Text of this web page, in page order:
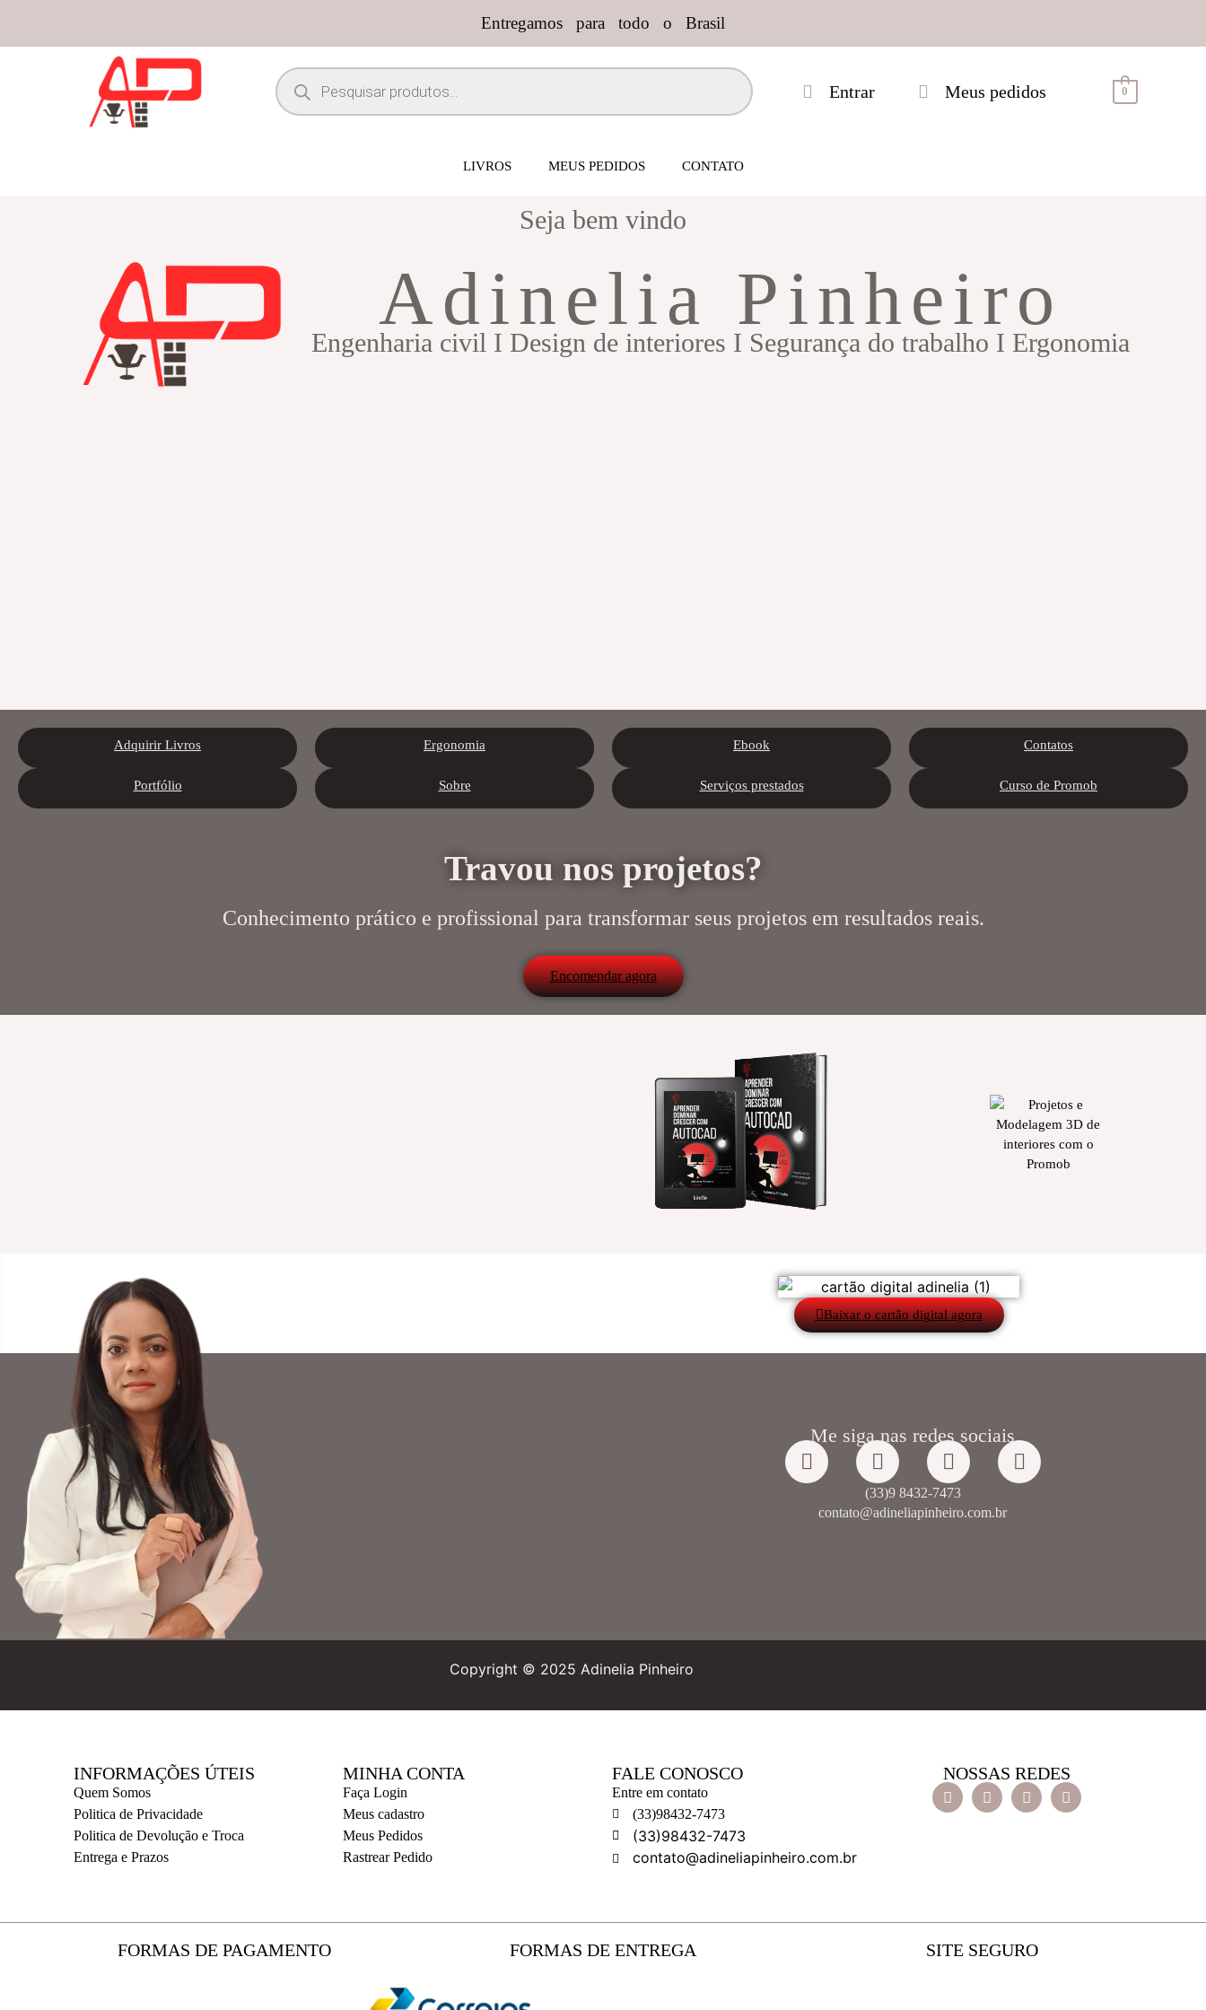
Entregamos para todo o Brasil
Entrar Meus pedidos 0
LIVROS MEUS PEDIDOS CONTATO
Seja bem vindo
Adinelia Pinheiro
Engenharia civil I Design de interiores I Segurança do trabalho I Ergonomia
Adquirir Livros
Portfólio
Ergonomia
Sobre
Ebook
Serviços prestados
Contatos
Curso de Promob
Travou nos projetos?
Conhecimento prático e profissional para transformar seus projetos em resultados reais.
Encomendar agora
Baixar o cartão digital agora
Me siga nas redes sociais
(33)9 8432-7473
contato@adineliapinheiro.com.br
Copyright © 2025 Adinelia Pinheiro
INFORMAÇÕES ÚTEIS
Quem Somos
Politica de Privacidade
Politica de Devolução e Troca
Entrega e Prazos
MINHA CONTA
Faça Login
Meus cadastro
Meus Pedidos
Rastrear Pedido
FALE CONOSCO
Entre em contato
(33)98432-7473
(33)98432-7473
contato@adineliapinheiro.com.br
NOSSAS REDES
FORMAS DE PAGAMENTO FORMAS DE ENTREGA SITE SEGURO